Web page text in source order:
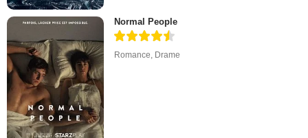
Normal People
Romance Drame